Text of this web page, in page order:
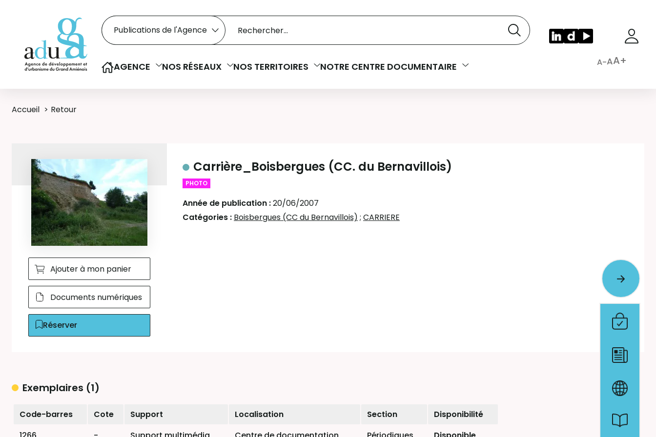
Rechercher dans le catalogue
Recherche
Sélectionner le type de la recherche
AGENCE NOS RÉSEAUX NOS TERRITOIRES NOTRE CENTRE DOCUMENTAIRE A-AA+
Accueil Retour
Ajouter à mon panier
Documents numériques
Réserver
Carrière_Boisbergues (CC. du Bernavillois)
PHOTO
Année de publication :20/06/2007
Catégories : Boisbergues (CC du Bernavillois) ; CARRIERE
Exemplaires (1)
Liste des exemplaires
Code-barres Cote Support Localisation Section
Disponibilité